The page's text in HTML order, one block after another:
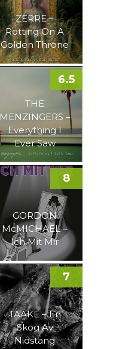
ZERRE –
Rotting On A
Golden Throne
THE
MENZINGERS –
Everything I
Ever Saw
6.5
GORDON
McMICHAEL –
Ich Mit Mir
8
TAAKE – En
Skog Av
Nidstang
7